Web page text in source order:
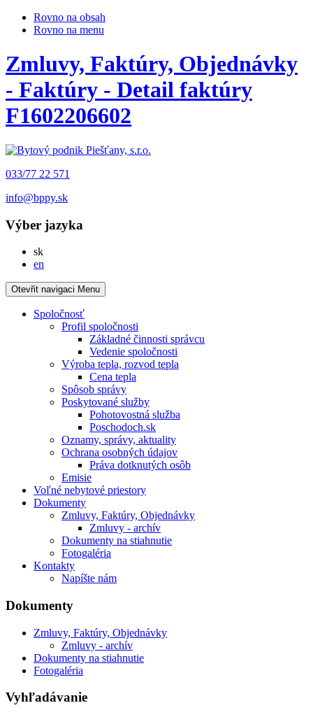
Rovno na obsah
Rovno na menu
Zmluvy, Faktúry, Objednávky
- Faktúry - Detail faktúry
F1602206602
033/77 22 571
info@bppy.sk
Výber jazyka
skSlovensky
en
Otevřit navigaci Menu
Spoločnosť
Profil spoločnosti
Základné činnosti správcu
Vedenie spoločnosti
Výroba tepla, rozvod tepla
Cena tepla
Spôsob správy
Poskytované služby
Pohotovostná služba
Poschodoch.sk
Oznamy, správy, aktuality
Ochrana osobných údajov
Práva dotknutých osôb
Emisie
Voľné nebytové priestory
Dokumenty
Zmluvy, Faktúry, Objednávky
Zmluvy - archív
Dokumenty na stiahnutie
Fotogaléria
Kontakty
Napíšte nám
Dokumenty
Zmluvy, Faktúry, Objednávky
Zmluvy - archív
Dokumenty na stiahnutie
Fotogaléria
Vyhľadávanie